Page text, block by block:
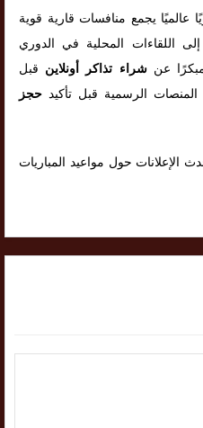
عرضًا كرويًا عالميًا يجمع منافسات قارية قوية
اللقاءات المحلية في الدوري
مبكرًا عنشراء تذاكر أونلاين قبل
الرسمية قبل تأكيد حجز
الإعلانات حول مواعيد المباريات